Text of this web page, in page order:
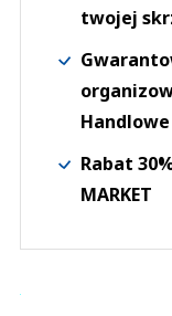
twojej
Handlowe
Rabat
MARKET